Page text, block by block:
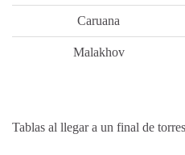
Caruana
Malakhov
Tablas al llegar a un final de